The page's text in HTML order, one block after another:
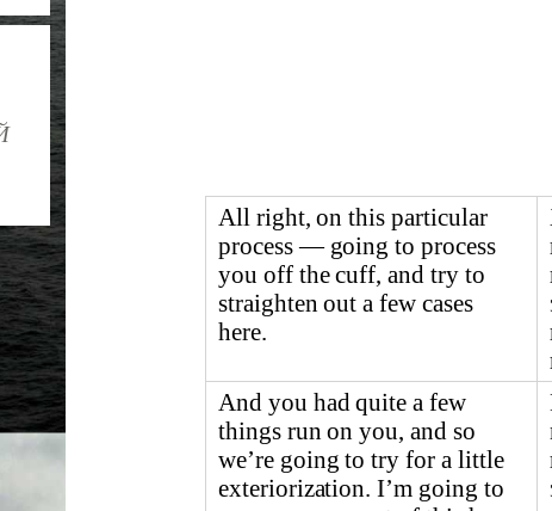
All right, on this particular
process — going to process
you off the cuff, and try to
straighten out a few cases
here.
And you had quite a few
things run on you, and so
we’re going to try for a little
exteriorization. I’m going to